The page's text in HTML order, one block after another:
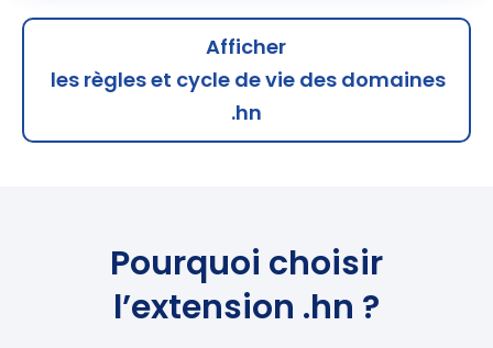
Afficher
les règles et cycle de vie des domaines
.hn
Pourquoi choisir
l’extension .hn ?